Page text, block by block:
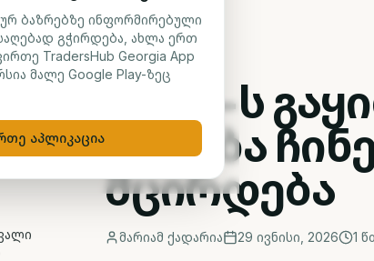
ᲡᲐᲤᲝᲜᲓᲝ
BMW-ს
მოგება
მცირდება
მარიამ ქადარია 29 ივნისი, 2026 1
ბაზრებზე ინფორმირებული
გჭირდება, ახლა ერთ
TradersHub Georgia App
მალე Google Play-ზეც
აპლიკაცია